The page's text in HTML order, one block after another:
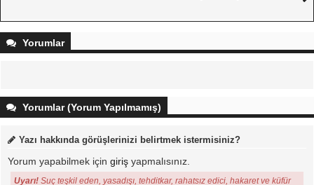
Yorumlar
Yorumlar (Yorum Yapılmamış)
Yazı hakkında görüşlerinizi belirtmek istermisiniz?
Yorum yapabilmek için giriş yapmalısınız.
Uyarı! Suç teşkil eden, yasadışı, tehditkar, rahatsız edici, hakaret ve küfür